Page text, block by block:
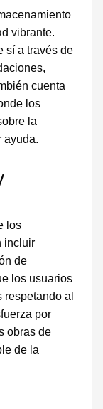
vibrante.
sí a través de
cuenta
los
la
ayuda.
los
incluir
de
los usuarios
al
por
obras de
de la